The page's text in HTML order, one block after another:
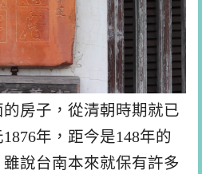
房子，從清朝時期就已
年，距今是148年的
說台南本來就保有許多